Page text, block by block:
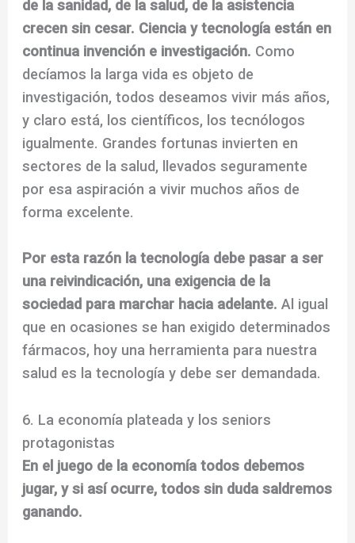
de la sanidad, de la salud, de la asistencia
crecen sin cesar. Ciencia y tecnología están en
continua invención e investigación. Como
decíamos la larga vida es objeto de
investigación, todos deseamos vivir más años,
y claro está, los científicos, los tecnólogos
igualmente. Grandes fortunas invierten en
sectores de la salud, llevados seguramente
por esa aspiración a vivir muchos años de
forma excelente.
Por esta razón la tecnología debe pasar a ser
una reivindicación, una exigencia de la
sociedad para marchar hacia adelante. Al igual
que en ocasiones se han exigido determinados
fármacos, hoy una herramienta para nuestra
salud es la tecnología y debe ser demandada.
6. La economía plateada y los seniors
protagonistas
En el juego de la economía todos debemos
jugar, y si así ocurre, todos sin duda saldremos
ganando.